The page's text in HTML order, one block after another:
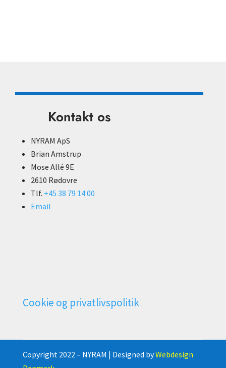
Kontakt os
NYRAM ApS
Brian Amstrup
Mose Allé 9E
2610 Rødovre
Tlf. +45 38 79 14 00
Email
Cookie og privatlivspolitik
Copyright 2022 – NYRAM | Designed byWebdesign